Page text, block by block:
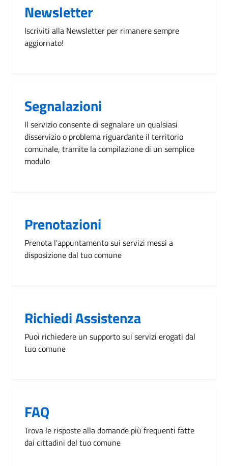
Newsletter
Iscriviti alla Newsletter per rimanere sempre
aggiornato!
Segnalazioni
Il servizio consente di segnalare un qualsiasi
disservizio o problema riguardante il territorio
comunale, tramite la compilazione di un semplice
modulo
Prenotazioni
Prenota l'appuntamento sui servizi messi a
disposizione dal tuo comune
Richiedi Assistenza
Puoi richiedere un supporto sui servizi erogati dal
tuo comune
FAQ
Trova le risposte alla domande più frequenti fatte
dai cittadini del tuo comune